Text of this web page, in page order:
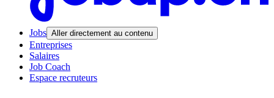
Jobs Aller directement au contenu
Entreprises
Salaires
Job Coach
Espace recruteurs